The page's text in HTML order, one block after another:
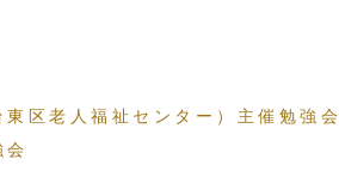
区老人福祉センター）主催勉強会